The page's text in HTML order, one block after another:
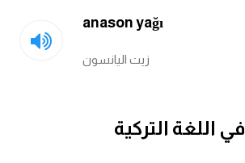
anason yağı
زيت اليانسون
اللغة التركية